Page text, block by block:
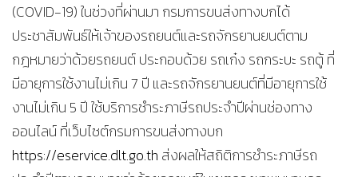
(COVID-19) ในช่วงที่ผ่านมา กรมการขนส่งทางบกได้
ประชาสัมพันธ์ให้เจ้าของรถยนต์และรถจักรยานยนต์ตาม
กฎหมายว่าด้วยรถยนต์ ประกอบด้วย รถเก๋ง รถกระบะ รถตู้ ที่
มีอายุการใช้งานไม่เกิน 7 ปี และรถจักรยานยนต์ที่มีอายุการใช้
งานไม่เกิน 5 ปี ใช้บริการชำระภาษีรถประจำปีผ่านช่องทาง
ออนไลน์ ที่เว็บไซต์กรมการขนส่งทางบก
https://eservice.dlt.go.th ส่งผลให้สถิติการชำระภาษีรถ